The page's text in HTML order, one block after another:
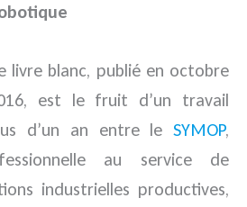
livre blanc, publié en octobre
est le fruit d’un travail
d’un an entre le SYMOP,
au service de
industrielles productives,